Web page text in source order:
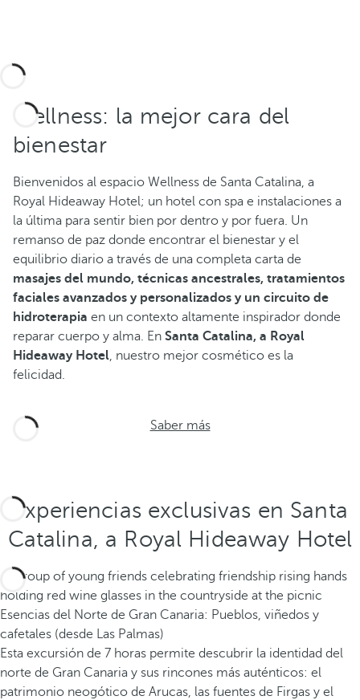
Wellness: la mejor cara del
bienestar
Bienvenidos al espacio Wellness de Santa Catalina, a
Royal Hideaway Hotel; un hotel con spa e instalaciones a
la última para sentir bien por dentro y por fuera. Un
remanso de paz donde encontrar el bienestar y el
equilibrio diario a través de una completa carta de
masajes del mundo, técnicas ancestrales, tratamientos
faciales avanzados y personalizados y un circuito de
hidroterapia en un contexto altamente inspirador donde
reparar cuerpo y alma. En Santa Catalina, a Royal
Hideaway Hotel , nuestro mejor cosmético es la
felicidad.
Saber más
Experiencias exclusivas en Santa
Catalina, a Royal Hideaway Hotel
Esencias del Norte de Gran Canaria: Pueblos, viñedos y
cafetales (desde Las Palmas)
Esta excursión de 7 horas permite descubrir la identidad del
norte de Gran Canaria y sus rincones más auténticos: el
patrimonio neogótico de Arucas, las fuentes de Firgas y el